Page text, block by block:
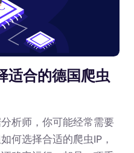
适合的德国爬虫
析师，你可能经常需要
何选择合适的爬虫IP，